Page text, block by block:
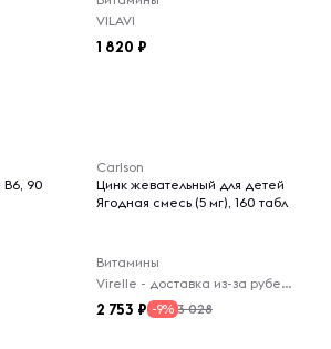
VILAVI
1 820
90
Carlson
Цинк жевательный для детей
Ягодная смесь (5 мг), 160 табл
Витамины
Virelle - доставка из-за рубежа
2 753 -9% 3 028